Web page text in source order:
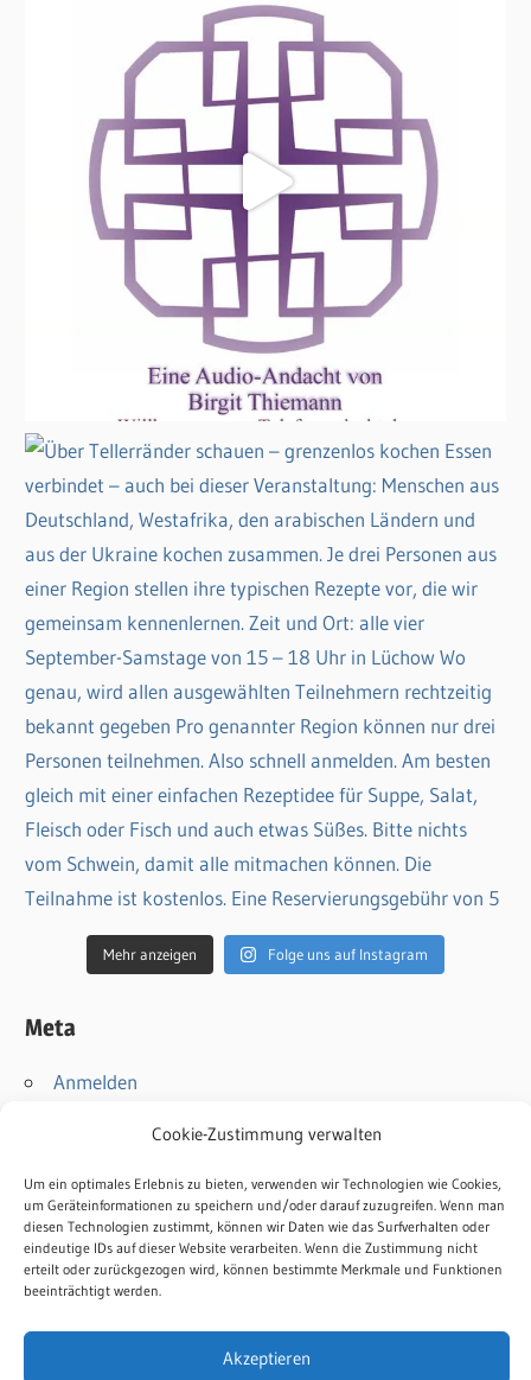
Cookie-Zustimmung verwalten
Um ein optimales Erlebnis zu bieten, verwenden wir Technologien wie Cookies,
um Geräteinformationen zu speichern und/oder darauf zuzugreifen. Wenn man
diesen Technologien zustimmt, können wir Daten wie das Surfverhalten oder
eindeutige IDs auf dieser Website verarbeiten. Wenn die Zustimmung nicht
erteilt oder zurückgezogen wird, können bestimmte Merkmale und Funktionen
beeinträchtigt werden.
Akzeptieren
Mehr anzeigen Folge uns auf Instagram
Meta
Anmelden
WordPress.org
Kontakt
Impressum